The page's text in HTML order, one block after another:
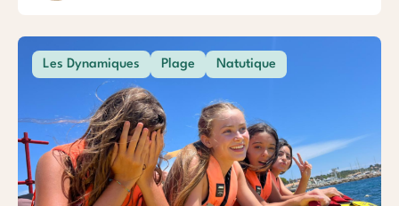
Les Dynamiques Plage Natutique